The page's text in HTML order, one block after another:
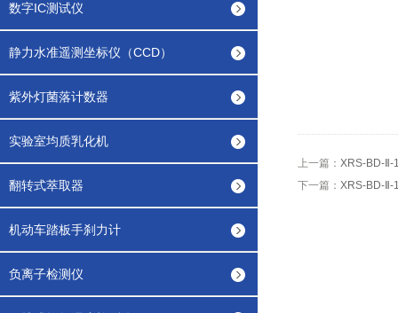
数字IC测试仪
静力水准遥测坐标仪（CCD）
紫外灯菌落计数器
实验室均质乳化机
翻转式萃取器
机动车踏板手刹力计
负离子检测仪
上一篇： XRS-BD-Ⅱ-
下一篇： XRS-BD-Ⅱ-